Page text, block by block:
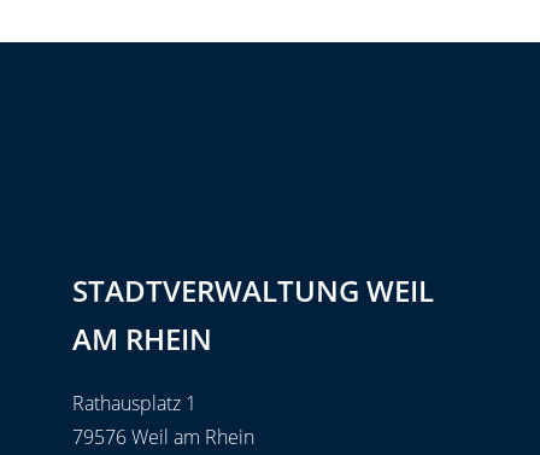
STADTVERWALTUNG WEIL
AM RHEIN
Rathausplatz 1
79576 Weil am Rhein